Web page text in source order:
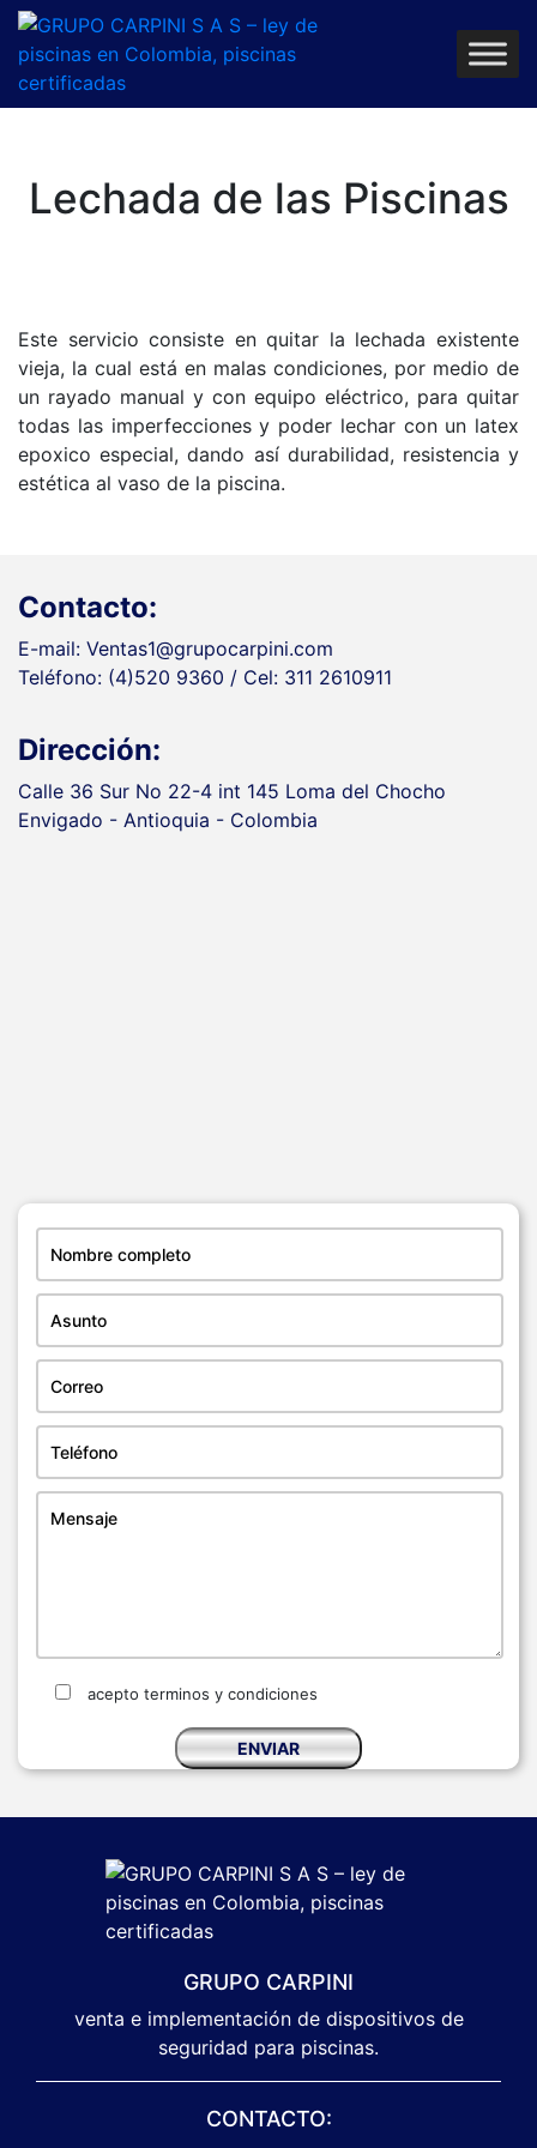
Lechada de las Piscinas
Este servicio consiste en quitar la lechada existente
vieja, la cual está en malas condiciones, por medio de
un rayado manual y con equipo eléctrico, para quitar
todas las imperfecciones y poder lechar con un latex
epoxico especial, dando así durabilidad, resistencia y
estética al vaso de la piscina.
Contacto:
E-mail: Ventas1@grupocarpini.com
Teléfono: (4)520 9360 / Cel: 311 2610911
Dirección:
Calle 36 Sur No 22-4 int 145 Loma del Chocho
Envigado - Antioquia - Colombia
acepto terminos y condiciones
GRUPO CARPINI
venta e implementación de dispositivos de
seguridad para piscinas.
CONTACTO: